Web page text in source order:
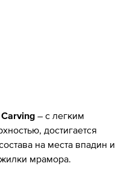
– с легким
достигается
на места впадин и
мрамора.